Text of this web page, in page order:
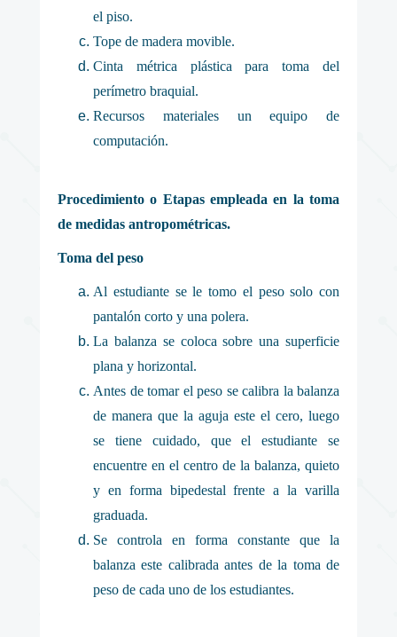
el piso.
Tope de madera movible.
Cinta métrica plástica para toma del
perímetro braquial.
Recursos materiales un equipo de
computación.
Procedimiento o Etapas empleada en la toma
de medidas antropométricas.
Toma del peso
Al estudiante se le tomo el peso solo con
pantalón corto y una polera.
La balanza se coloca sobre una superficie
plana y horizontal.
Antes de tomar el peso se calibra la balanza
de manera que la aguja este el cero, luego
se tiene cuidado, que el estudiante se
encuentre en el centro de la balanza, quieto
y en forma bipedestal frente a la varilla
graduada.
Se controla en forma constante que la
balanza este calibrada antes de la toma de
peso de cada uno de los estudiantes.